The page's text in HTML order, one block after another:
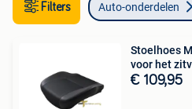
Filters Auto-onderdelen
Stoelhoes
voor het
€ 109,95